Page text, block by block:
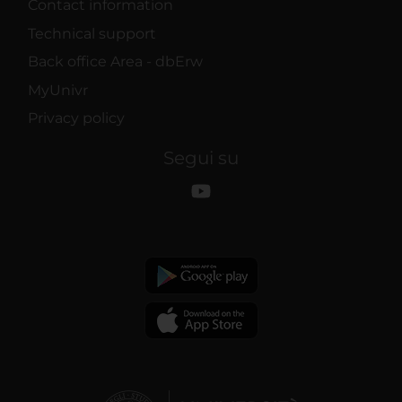
Contact information
Technical support
Back office Area - dbErw
MyUnivr
Privacy policy
Segui su